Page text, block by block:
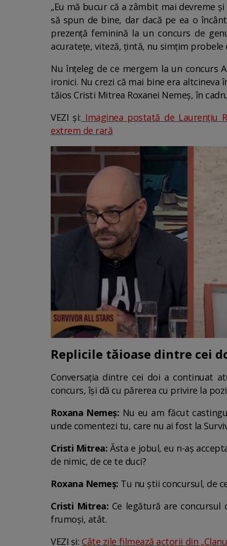
„Eu mă bucur că a zâmbit mai devreme
să spun de bine, dar dacă pe ea o
prezență feminină la un concurs de
acuratețe, viteză, țintă, nu simțim probele
Nu înțeleg de ce mergem la un concurs
ironici. Nu crezi că mai bine era altcineva
tăios Cristi Mitrea Roxanei Nemeș, în
VEZI și: Imaginea postată de Laurențiu
extrem de rară
Replicile tăioase dintre cei
Conversația dintre cei doi a continuat
concurs, își dă cu părerea cu privire la
Roxana Nemeș: Nu eu am făcut
unde comentezi tu, care nu ai fost la
Cristi Mitrea:Ăsta e jobul, eu n-aș
de nimic, de ce te duci?
Roxana Nemeș: Tu nu știi concursul, de
Cristi Mitrea: Ce legătură are
frumoși, atât.
VEZI și: Câte zile filmează actorii din